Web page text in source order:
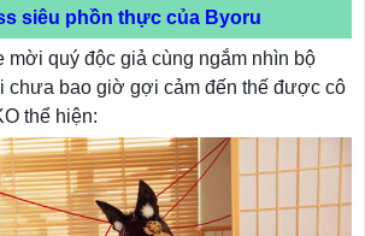
siêu phồn thực của Byoru
mời quý độc giả cùng ngắm nhìn bộ
chưa bao giờ gợi cảm đến thế được cô
thể hiện: